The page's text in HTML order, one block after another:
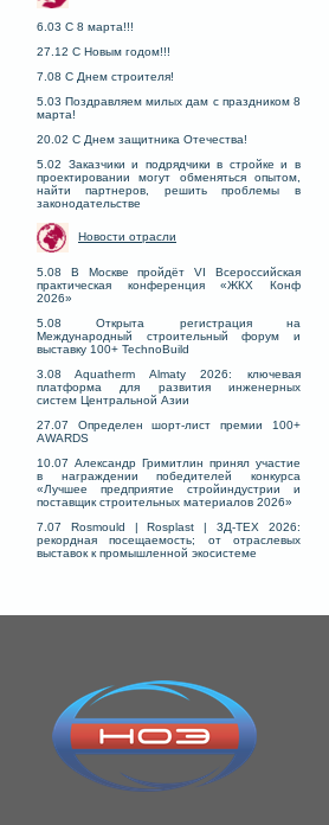
6.03 С 8 марта!!!
27.12 С Новым годом!!!
7.08 С Днем строителя!
5.03 Поздравляем милых дам с праздником 8
марта!
20.02 С Днем защитника Отечества!
5.02 Заказчики и подрядчики в стройке и в
проектировании могут обменяться опытом,
найти партнеров, решить проблемы в
законодательстве
Новости отрасли
5.08 В Москве пройдёт VI Всероссийская
практическая конференция «ЖКХ Конф
2026»
5.08 Открыта регистрация на
Международный строительный форум и
выставку 100+ TechnoBuild
3.08 Aquatherm Almaty 2026: ключевая
платформа для развития инженерных
систем Центральной Азии
27.07 Определен шорт-лист премии 100+
AWARDS
10.07 Александр Гримитлин принял участие
в награждении победителей конкурса
«Лучшее предприятие стройиндустрии и
поставщик строительных материалов 2026»
7.07 Rosmould | Rosplast | 3Д-ТЕХ 2026:
рекордная посещаемость; от отраслевых
выставок к промышленной экосистеме